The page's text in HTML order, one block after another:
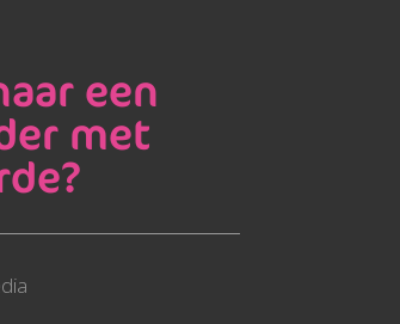
een
met